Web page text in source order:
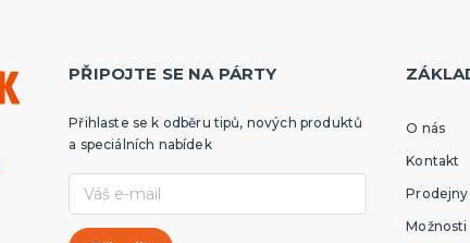
PŘIPOJTE SE NA PÁRTY
Přihlaste se k odběru tipů, nových produktů
a speciálních nabídek
O nás
Kontakt